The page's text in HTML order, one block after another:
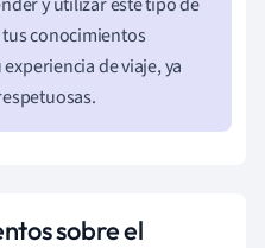
conocimientos
de viaje, ya
sobre el